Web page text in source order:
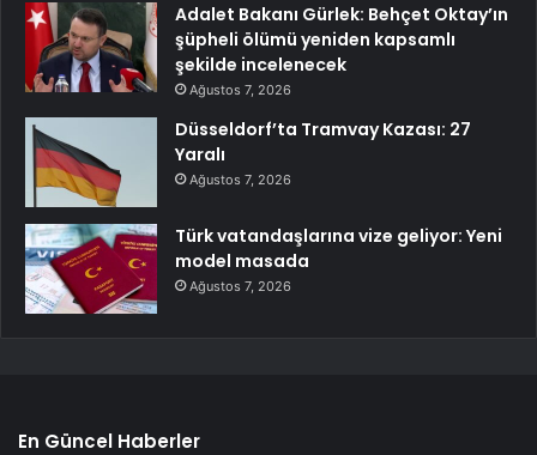
Adalet Bakanı Gürlek: Behçet Oktay’ın
şüpheli ölümü yeniden kapsamlı
şekilde incelenecek
Ağustos 7, 2026
Düsseldorf’ta Tramvay Kazası: 27
Yaralı
Ağustos 7, 2026
Türk vatandaşlarına vize geliyor: Yeni
model masada
Ağustos 7, 2026
En Güncel Haberler